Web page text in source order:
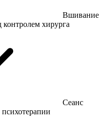
Вшивание
хирурга
Сеанс